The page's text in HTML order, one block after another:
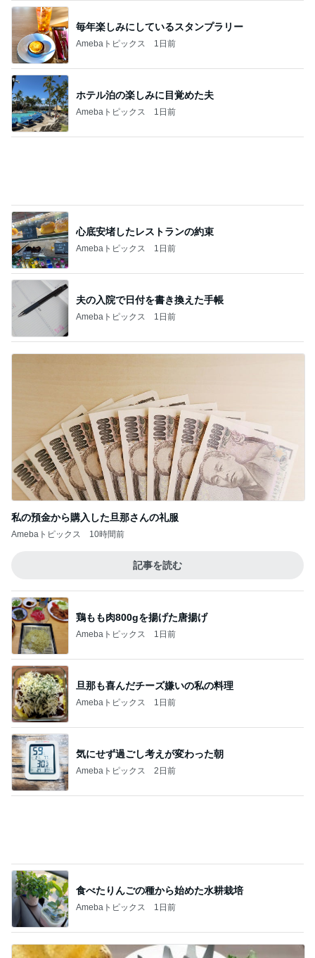
買い足す予定の重宝したサンダル
田中健 鳥羽から恒例のトマトジュレ
自画自賛するほど美味しい鶏むね肉
Amebaトピックス 1日前
記事を読む
夫の入院で済んだ余計な物の買い物
Amebaトピックス 1日前
ジャンル人気記事ランキング
1
山荘∶ このところ色々と・冷蔵庫が キレイに
なりました・お庭で お弁当・・♪
北軽井沢［半住人生活］
2
今日は最悪
妻に先立たれた老人ブログ
3
相変わらずの批判
妻に先立たれた老人ブログ
お着物でエルメス バーキン コーデ
5
町田ダリア園② ダリアとアオスジアゲハと
カメラと歩く、日本の風景スナップ紀行
このジャンルの記事をもっと見る